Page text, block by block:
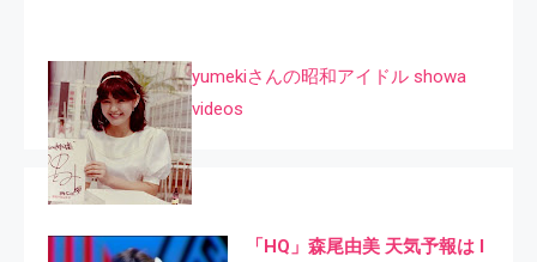
yumekiさんの昭和アイドル showa
videos
「HQ」森尾由美 天気予報は I